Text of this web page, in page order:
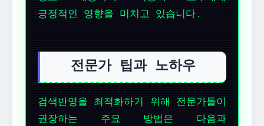
긍정적인 영향을 미치고 있습니다.
전문가 팁과 노하우
검색반영을 최적화하기 위해 전문가들이
권장하는 주요 방법은 다음과